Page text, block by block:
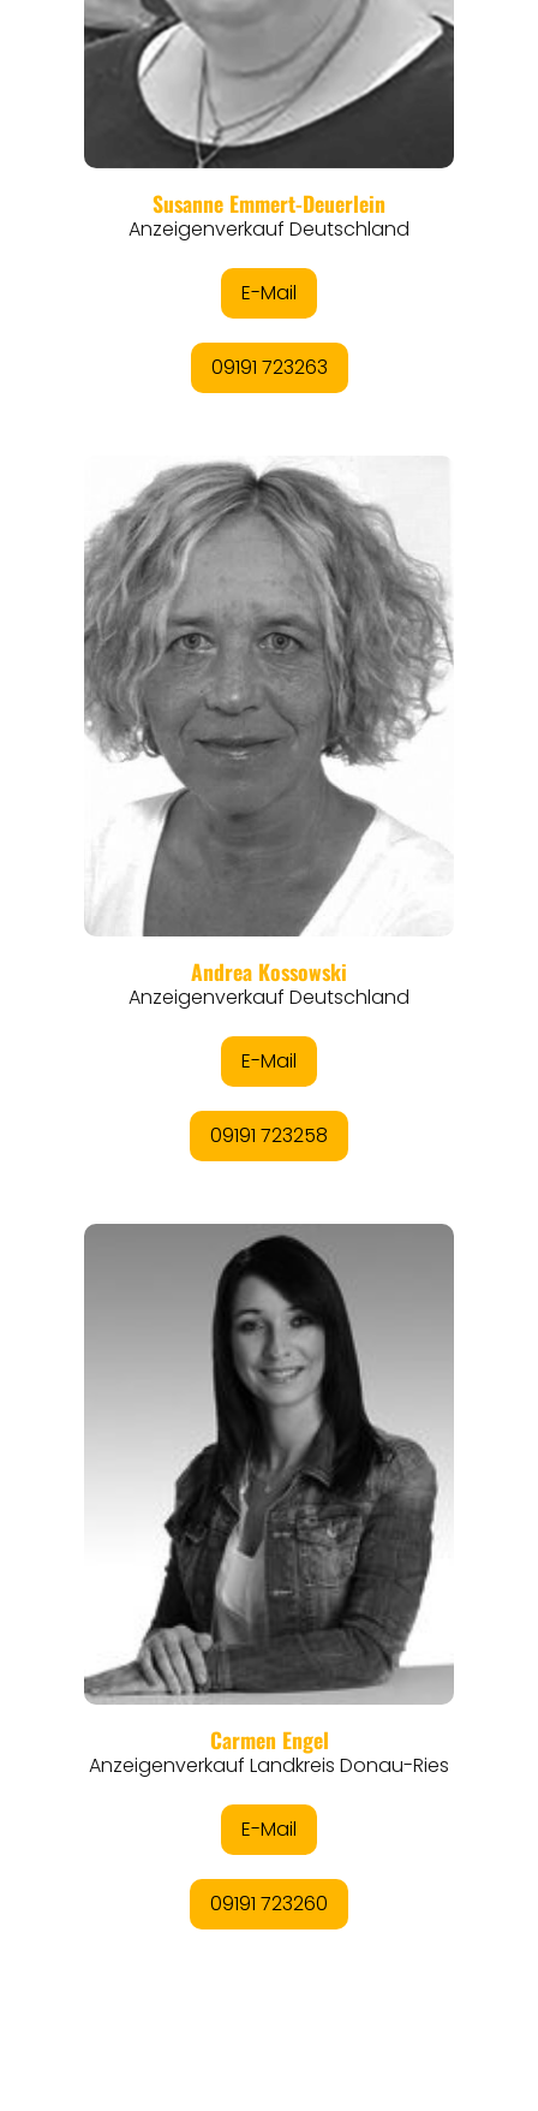
REGIONEN
ORTE
EVENTS
REISEFÜHRER
REISEMAGAZINE
THEMEN
ANGEBOTE